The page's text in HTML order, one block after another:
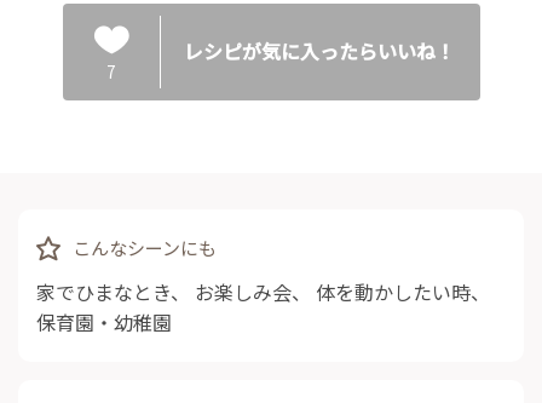
7
レシピが気に入ったらいいね！
こんなシーンにも
家でひまなとき、 お楽しみ会、 体を動かしたい時、
保育園・幼稚園